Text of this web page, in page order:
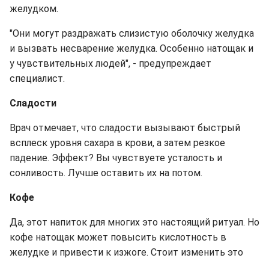
желудком.
"Они могут раздражать слизистую оболочку желудка
и вызвать несварение желудка. Особенно натощак и
у чувствительных людей", - предупреждает
специалист.
Сладости
Врач отмечает, что сладости вызывают быстрый
всплеск уровня сахара в крови, а затем резкое
падение. Эффект? Вы чувствуете усталость и
сонливость. Лучше оставить их на потом.
Кофе
Да, этот напиток для многих это настоящий ритуал. Но
кофе натощак может повысить кислотность в
желудке и привести к изжоге. Стоит изменить это